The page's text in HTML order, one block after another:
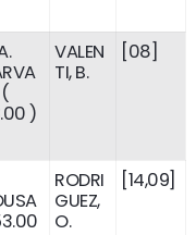
)
VALEN
TI, B.
[08]
RODRI
GUEZ,
O.
[14,09]